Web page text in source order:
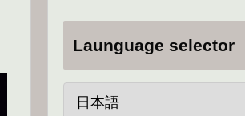
Launguage selector